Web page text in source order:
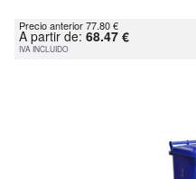
Precio anterior 77.80 €
A partir de: 68.47 €
IVA INCLUIDO